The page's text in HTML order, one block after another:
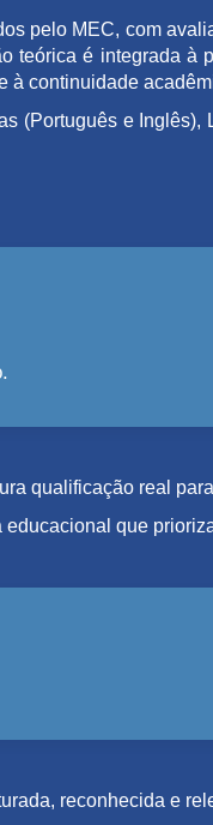
pelo MEC, com
teórica é integrada
continuidade
(Português e
qualificação real
que
reconhecida e